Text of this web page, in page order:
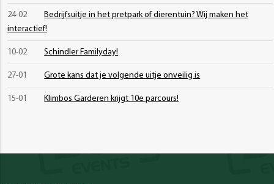
24-02
Bedrijfsuitje in het pretpark of dierentuin? Wij maken het
interactief!
10-02 Schindler Familyday!
27-01 Grote kans dat je volgende uitje onveilig is
15-01 Klimbos Garderen krijgt 10e parcours!